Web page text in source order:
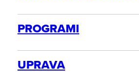
PORUDŽBINA
Poručivanje sa novom domenom
PROGRAMI
PREGLEDAČ
UPRAVA